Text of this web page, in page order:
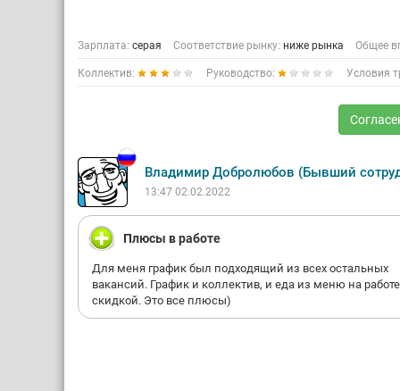
Зарплата: серая Соответствие рынку: ниже рынка Общее
Коллектив: Руководство: Условия
Владимир Добролюбов (Бывший
13:47 02.02.2022
Плюсы в работе
Для меня график был подходящий из всех остальных
вакансий. График и коллектив, и еда из меню на работе
скидкой. Это все плюсы)